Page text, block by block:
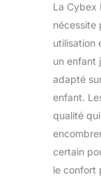
La Cybex
nécessite
utilisation
un enfant
adapté
enfant.
qualité
certain
le confort